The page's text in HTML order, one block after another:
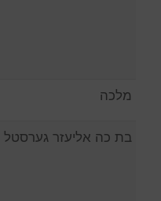
מלכה
בת כה אליעזר גערסטל